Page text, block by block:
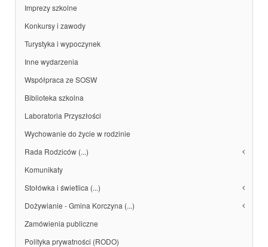
Imprezy szkolne
Konkursy i zawody
Turystyka i wypoczynek
Inne wydarzenia
Współpraca ze SOSW
Biblioteka szkolna
Laboratoria Przyszłości
Wychowanie do życie w rodzinie
Rada Rodziców (...)
Komunikaty
Stołówka i świetlica (...)
Dożywianie - Gmina Korczyna (...)
Zamówienia publiczne
Polityka prywatności (RODO)